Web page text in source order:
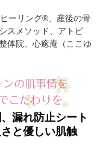
漏れ防止シート
と優しい肌触